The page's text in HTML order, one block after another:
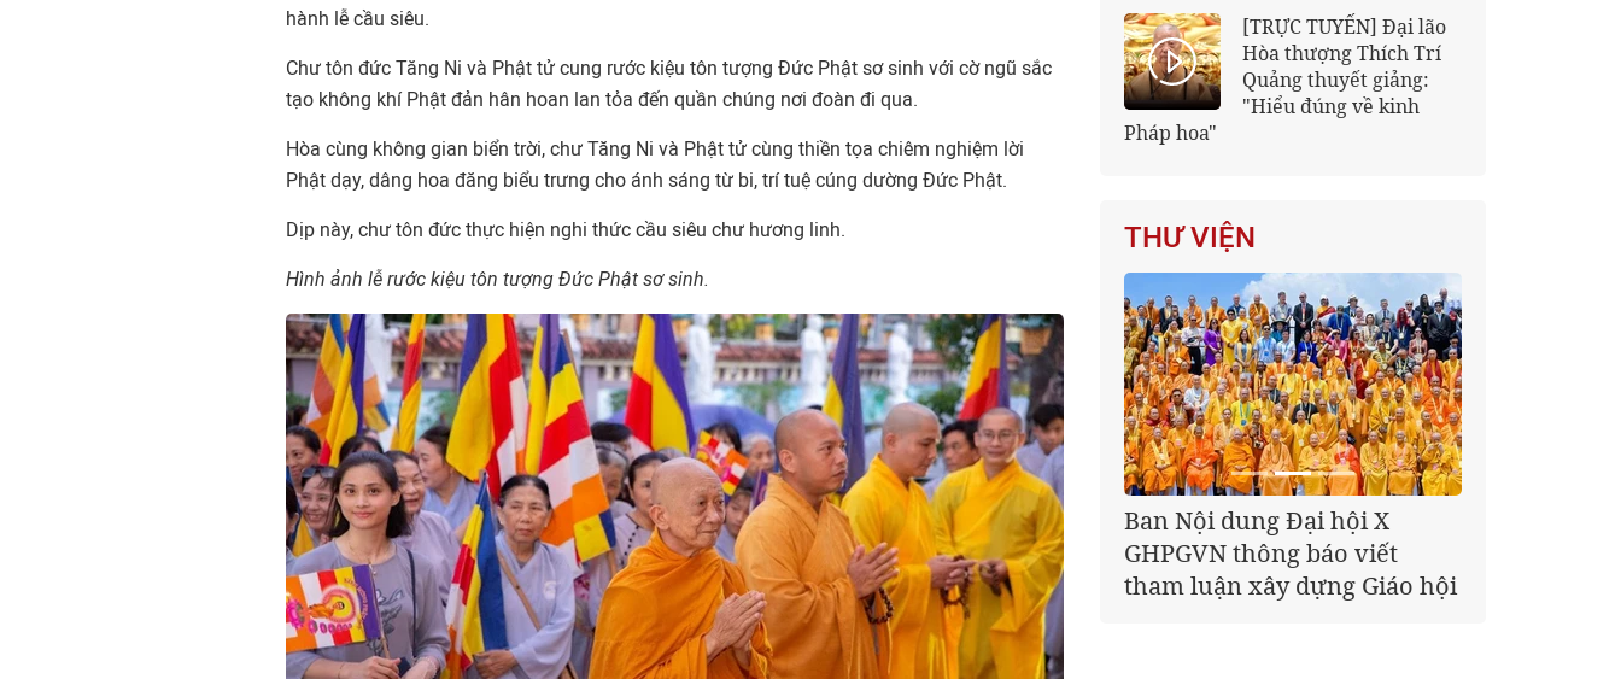
hành lễ cầu siêu.
Chư tôn đức Tăng Ni và Phật tử cung rước kiệu tôn tượng Đức Phật sơ sinh với cờ ngũ sắc
tạo không khí Phật đản hân hoan lan tỏa đến quần chúng nơi đoàn đi qua.
Hòa cùng không gian biển trời, chư Tăng Ni và Phật tử cùng thiền tọa chiêm nghiệm lời
Phật dạy, dâng hoa đăng biểu trưng cho ánh sáng từ bi, trí tuệ cúng dường Đức Phật.
Dịp này, chư tôn đức thực hiện nghi thức cầu siêu chư hương linh.
Hình ảnh lễ rước kiệu tôn tượng Đức Phật sơ sinh.
[TRỰC TUYẾN] Đại lão
Hòa thượng Thích Trí
Quảng thuyết giảng:
"Hiểu đúng về kinh
Pháp hoa"
THƯ VIỆN
Giáo hội kêu gọi Tăng Ni,
Phật tử cả nước thể hiện tấm
lòng tri ân trọn vẹn nghĩa